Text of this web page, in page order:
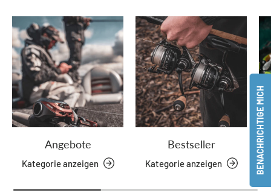
Angebote
Kategorie anzeigen
Bestseller
Kategorie anzeigen BENACHRICHTIGE MICH